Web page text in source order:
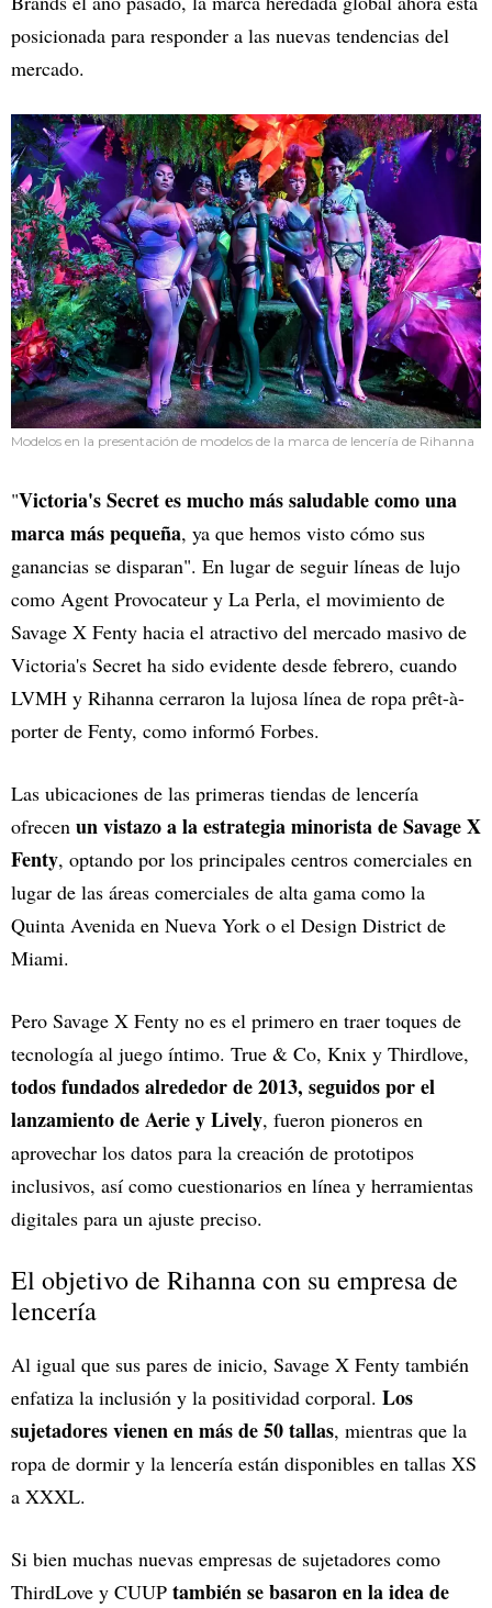
posicionada para responder a las nuevas tendencias del
mercado.
Modelos en la presentación de modelos de la marca de lencería de Rihanna
"Victoria's Secret es mucho más saludable como una
marca más pequeña, ya que hemos visto cómo sus
ganancias se disparan". En lugar de seguir líneas de lujo
como Agent Provocateur y La Perla, el movimiento de
Savage X Fenty hacia el atractivo del mercado masivo de
Victoria's Secret ha sido evidente desde febrero, cuando
LVMH y Rihanna cerraron la lujosa línea de ropa prêt-à-
porter de Fenty, como informó Forbes.
Las ubicaciones de las primeras tiendas de lencería
ofrecen un vistazo a la estrategia minorista de Savage X
Fenty, optando por los principales centros comerciales en
lugar de las áreas comerciales de alta gama como la
Quinta Avenida en Nueva York o el Design District de
Miami.
Pero Savage X Fenty no es el primero en traer toques de
tecnología al juego íntimo. True & Co, Knix y Thirdlove,
todos fundados alrededor de 2013, seguidos por el
lanzamiento de Aerie y Lively, fueron pioneros en
aprovechar los datos para la creación de prototipos
inclusivos, así como cuestionarios en línea y herramientas
digitales para un ajuste preciso.
El objetivo de Rihanna con su empresa de
lencería
Al igual que sus pares de inicio, Savage X Fenty también
enfatiza la inclusión y la positividad corporal. Los
sujetadores vienen en más de 50 tallas, mientras que la
ropa de dormir y la lencería están disponibles en tallas XS
a XXXL.
Si bien muchas nuevas empresas de sujetadores como
ThirdLove y CUUP también se basaron en la idea de